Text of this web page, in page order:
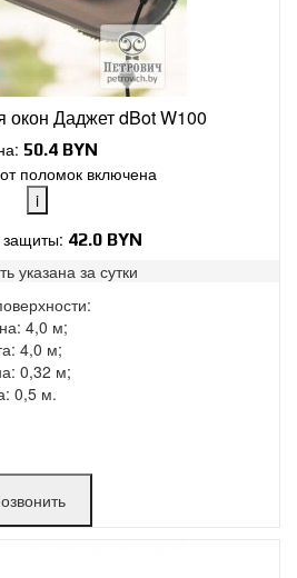
окон Даджет dBot W100
50.4 BYN
поломок включена
i
без ожидания.
скрытых платежей.
42.0 BYN
указана за сутки
4,0 м;
4,0 м;
0,32 м;
0,5 м.
мало
много
в аренде